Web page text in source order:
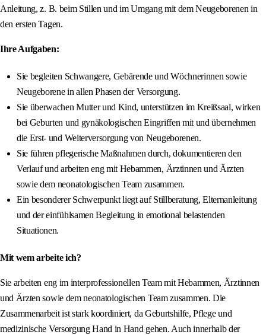
Anleitung, z. B. beim Stillen und im Umgang mit dem Neugeborenen in
den ersten Tagen.
Ihre Aufgaben:
Sie begleiten Schwangere, Gebärende und Wöchnerinnen sowie
Neugeborene in allen Phasen der Versorgung.
Sie überwachen Mutter und Kind, unterstützen im Kreißsaal, wirken
bei Geburten und gynäkologischen Eingriffen mit und übernehmen
die Erst- und Weiterversorgung von Neugeborenen.
Sie führen pflegerische Maßnahmen durch, dokumentieren den
Verlauf und arbeiten eng mit Hebammen, Ärztinnen und Ärzten
sowie dem neonatologischen Team zusammen.
Ein besonderer Schwerpunkt liegt auf Stillberatung, Elternanleitung
und der einfühlsamen Begleitung in emotional belastenden
Situationen.
Mit wem arbeite ich?
Sie arbeiten eng im interprofessionellen Team mit Hebammen, Ärztinnen
und Ärzten sowie dem neonatologischen Team zusammen. Die
Zusammenarbeit ist stark koordiniert, da Geburtshilfe, Pflege und
medizinische Versorgung Hand in Hand gehen. Auch innerhalb der